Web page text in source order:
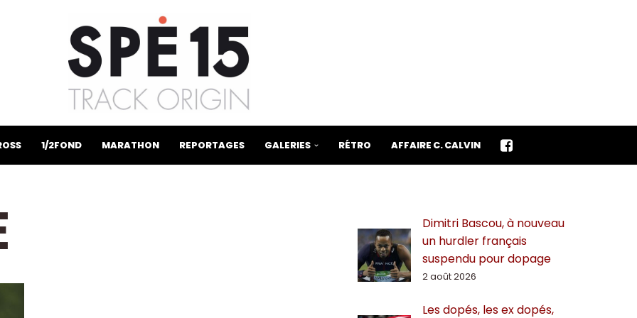
1/2FOND MARATHON REPORTAGES GALERIES RÉTRO AFFAIRE C. CALVIN
Dimitri Bascou, à nouveau
un hurdler français
suspendu pour dopage
2 août 2026
Les dopés, les ex dopés,